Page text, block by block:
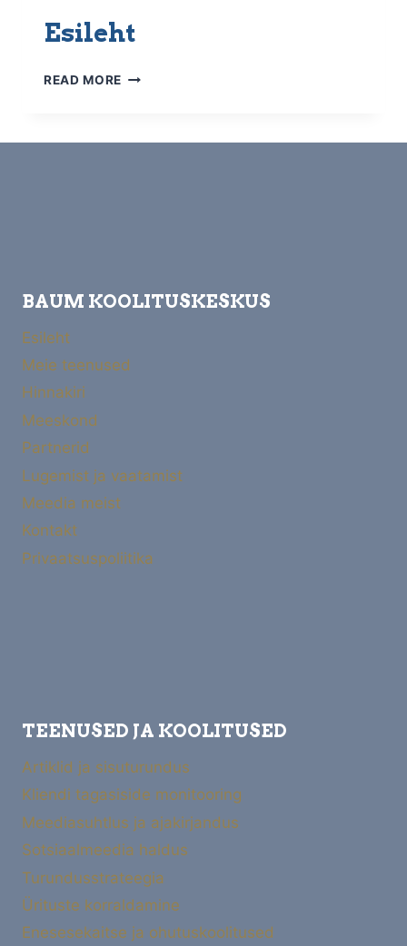
Esileht
READ MORE ESILEHT
BAUM KOOLITUSKESKUS
Esileht
Meie teenused
Hinnakiri
Meeskond
Partnerid
Lugemist ja vaatamist
Meedia meist
Kontakt
Privaatsuspoliitika
TEENUSED JA KOOLITUSED
Artiklid ja sisuturundus
Kliendi tagasiside monitooring
Meediasuhtlus ja ajakirjandus
Sotsiaalmeedia haldus
Turundusstrateegia
Ürituste korraldamine
Enesesekaitse ja ohutuskoolitused